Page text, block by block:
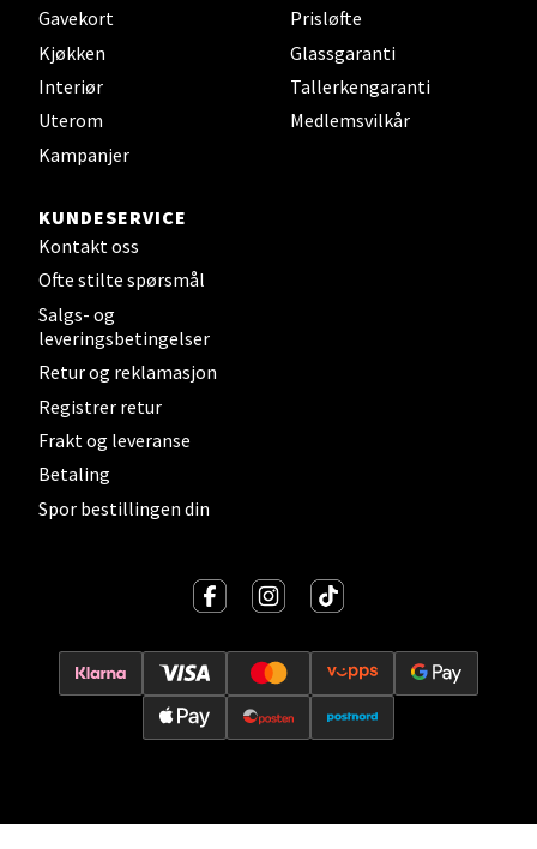
Gavekort
Kjøkken
Interiør
Uterom
Kampanjer
Prisløfte
Glassgaranti
Tallerkengaranti
Medlemsvilkår
KUNDESERVICE
Kontakt oss
Ofte stilte spørsmål
Salgs- og
leveringsbetingelser
Retur og reklamasjon
Registrer retur
Frakt og leveranse
Betaling
Spor bestillingen din
Oslo - Thon Senter Storo
Vitaminveien 7 - 9, 0485 Oslo
0 i butikk
Lillehammer - Strandtorget
Strandtorget, 2609 Lillehammer
Åpent i dag 09-20
0 i butikk
Strømmen - Thon Senter Strømmen